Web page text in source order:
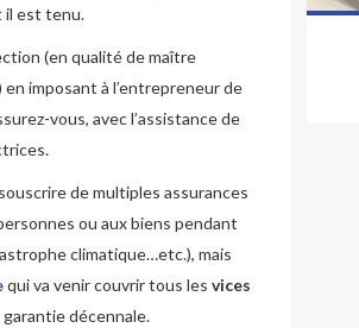
il est tenu.
(en qualité de maître
imposant à l’entrepreneur de
vous, avec l’assistance de
de multiples assurances
ou aux biens pendant
climatique…etc.), mais
qui va venir couvrir tous les vices
décennale.